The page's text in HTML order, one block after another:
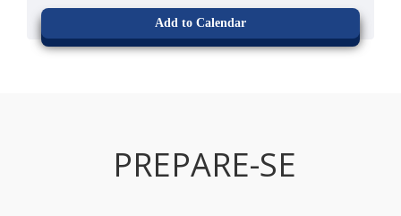
Add to Calendar
PREPARE-SE